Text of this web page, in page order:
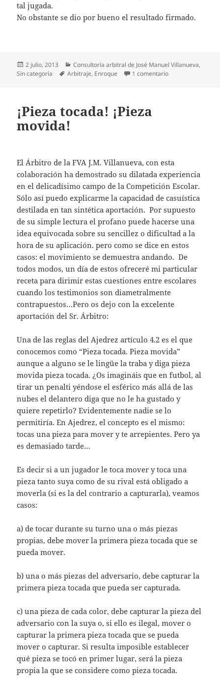
tal jugada.
No obstante se dio por bueno el resultado firmado.
Publicado
el
2 julio, 2013 Categorías
Consultoría arbitral de José Manuel Villanueva,
Sin categoría
Etiquetas
Arbitraje, Enroque 1 comentarioen El Enroque y
¡Pieza tocada! ¡Pieza
movida!
El Árbitro de la FVA J.M. Villanueva, con esta
colaboración ha demostrado su dilatada experiencia
en el delicadísimo campo de la Competición Escolar.
Sólo así puedo explicarme la capacidad de casuística
destilada en tan sintética aportación. Por supuesto
de su simple lectura el profano puede hacerse una
idea equivocada sobre su sencillez o dificultad a la
hora de su aplicación. pero como se dice en estos
casos: el movimiento se demuestra andando. De
todos modos, un día de estos ofreceré mi particular
receta para dirimir estas cuestiones entre escolares
cuando los testimonios son diametralmente
contrapuestos…Pero os dejo con la excelente
aportación del Sr. Árbitro:
Una de las reglas del Ajedrez artículo 4.2 es el que
conocemos como “Pieza tocada. Pieza movida”
aunque a alguno se le lingüe la traba y diga pieza
movida pieza tocada. ¿Os imagináis que en futbol, al
tirar un penalti yéndose el esférico más allá de las
nubes el delantero diga que no le ha gustado y
quiere repetirlo? Evidentemente nadie se lo
permitiría. En Ajedrez, el concepto es el mismo:
tocas una pieza para mover y te arrepientes. Pero ya
es demasiado tarde…
Es decir si a un jugador le toca mover y toca una
pieza tanto suya como de su rival está obligado a
moverla (si es la del contrario a capturarla), veamos
casos:
a) de tocar durante su turno una o más piezas
propias, debe mover la primera pieza tocada que se
pueda mover.
b) una o más piezas del adversario, debe capturar la
primera pieza tocada que pueda ser capturada.
c) una pieza de cada color, debe capturar la pieza del
adversario con la suya o, si ello es ilegal, mover o
capturar la primera pieza tocada que se pueda
mover o capturar. Si resulta imposible establecer
qué pieza se tocó en primer lugar, será la pieza
propia la que se considere como pieza tocada.